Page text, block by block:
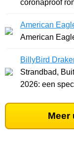
coronaproof
American
American
BillyBird
Strandbad,
2026: een
Meer